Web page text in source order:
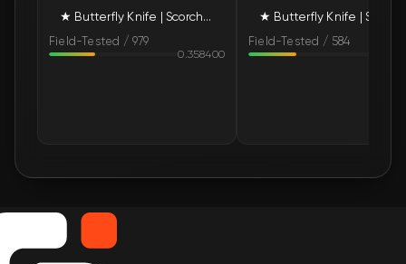
FN $548.13🛒
FN
★ Butterfly Knife | Scorched (Field-Tested)
Field-Tested / 979
0.358400
Field-Tested / 584